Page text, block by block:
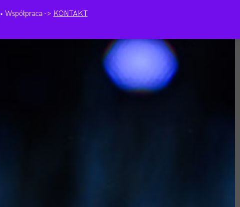
• Współpraca -> KONTAKT